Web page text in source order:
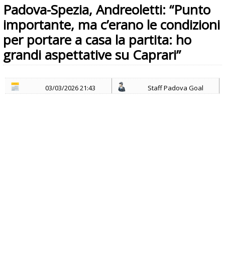
Padova-Spezia, Andreoletti: “Punto
importante, ma c’erano le condizioni
per portare a casa la partita: ho
grandi aspettative su Caprari”
03/03/2026 21:43 Staff Padova Goal